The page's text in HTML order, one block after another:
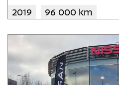
2019
96 000 km